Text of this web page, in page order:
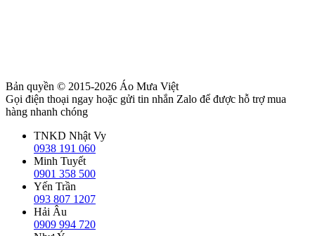
Bản quyền © 2015-2026 Áo Mưa Việt
Gọi điện thoại ngay hoặc gửi tin nhắn Zalo để được hỗ trợ mua
hàng nhanh chóng
TNKD Nhật Vy
0938 191 060
Minh Tuyết
0901 358 500
Yến Trần
093 807 1207
Hải Âu
0909 994 720